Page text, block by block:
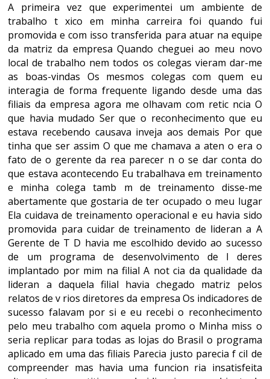
A primeira vez que experimentei um ambiente de
trabalho t xico em minha carreira foi quando fui
promovida e com isso transferida para atuar na equipe
da matriz da empresa Quando cheguei ao meu novo
local de trabalho nem todos os colegas vieram dar-me
as boas-vindas Os mesmos colegas com quem eu
interagia de forma frequente ligando desde uma das
filiais da empresa agora me olhavam com retic ncia O
que havia mudado Ser que o reconhecimento que eu
estava recebendo causava inveja aos demais Por que
tinha que ser assim O que me chamava a aten o era o
fato de o gerente da rea parecer n o se dar conta do
que estava acontecendo Eu trabalhava em treinamento
e minha colega tamb m de treinamento disse-me
abertamente que gostaria de ter ocupado o meu lugar
Ela cuidava de treinamento operacional e eu havia sido
promovida para cuidar de treinamento de lideran a A
Gerente de T D havia me escolhido devido ao sucesso
de um programa de desenvolvimento de l deres
implantado por mim na filial A not cia da qualidade da
lideran a daquela filial havia chegado matriz pelos
relatos de v rios diretores da empresa Os indicadores de
sucesso falavam por si e eu recebi o reconhecimento
pelo meu trabalho com aquela promo o Minha miss o
seria replicar para todas as lojas do Brasil o programa
aplicado em uma das filiais Parecia justo parecia f cil de
compreender mas havia uma funcion ria insatisfeita